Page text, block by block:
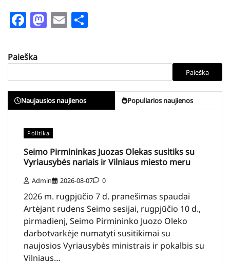
Facebook
Mastodon
Email
Paieška
Paieška
Naujausios naujienos Populiarios naujienos
Politika
Seimo Pirmininkas Juozas Olekas susitiks su
Vyriausybės nariais ir Vilniaus miesto meru
Admin 2026-08-07 0
2026 m. rugpjūčio 7 d. pranešimas spaudai
Artėjant rudens Seimo sesijai, rugpjūčio 10 d.,
pirmadienį, Seimo Pirmininko Juozo Oleko
darbotvarkėje numatyti susitikimai su
naujosios Vyriausybės ministrais ir pokalbis su
Vilniaus…